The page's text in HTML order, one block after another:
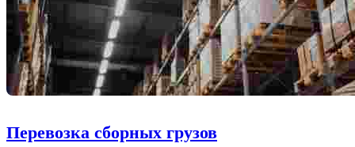
Перевозка сборных грузов